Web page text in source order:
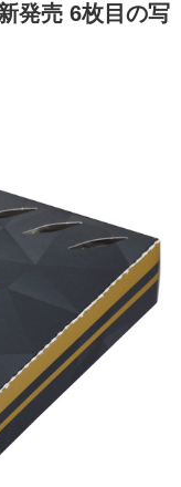
発売 6枚目の写